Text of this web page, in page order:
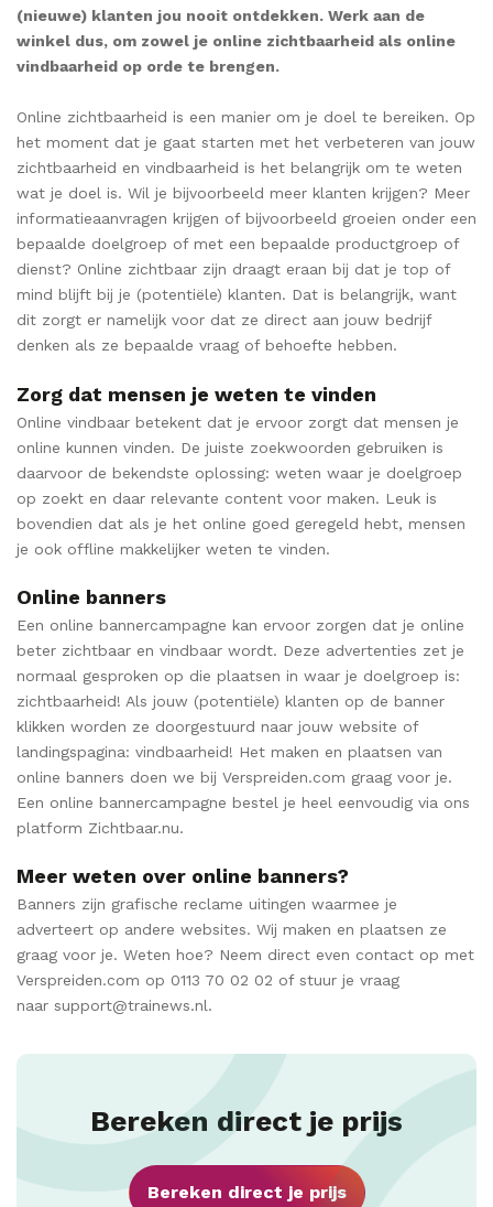
(nieuwe) klanten jou nooit ontdekken. Werk aan de
winkel dus, om zowel je online zichtbaarheid als online
vindbaarheid op orde te brengen.
Online zichtbaarheid is een manier om je doel te bereiken. Op
het moment dat je gaat starten met het verbeteren van jouw
zichtbaarheid en vindbaarheid is het belangrijk om te weten
wat je doel is. Wil je bijvoorbeeld meer klanten krijgen? Meer
informatieaanvragen krijgen of bijvoorbeeld groeien onder een
bepaalde doelgroep of met een bepaalde productgroep of
dienst? Online zichtbaar zijn draagt eraan bij dat je top of
mind blijft bij je (potentiële) klanten. Dat is belangrijk, want
dit zorgt er namelijk voor dat ze direct aan jouw bedrijf
denken als ze bepaalde vraag of behoefte hebben.
Zorg dat mensen je weten te vinden
Online vindbaar betekent dat je ervoor zorgt dat mensen je
online kunnen vinden. De juiste zoekwoorden gebruiken is
daarvoor de bekendste oplossing: weten waar je doelgroep
op zoekt en daar relevante content voor maken. Leuk is
bovendien dat als je het online goed geregeld hebt, mensen
je ook offline makkelijker weten te vinden.
Online banners
Een online bannercampagne kan ervoor zorgen dat je online
beter zichtbaar en vindbaar wordt. Deze advertenties zet je
normaal gesproken op die plaatsen in waar je doelgroep is:
zichtbaarheid! Als jouw (potentiële) klanten op de banner
klikken worden ze doorgestuurd naar jouw website of
landingspagina: vindbaarheid! Het maken en plaatsen van
online banners doen we bij Verspreiden.com graag voor je.
Een online bannercampagne bestel je heel eenvoudig via ons
platform Zichtbaar.nu.
Meer weten over online banners?
Banners zijn grafische reclame uitingen waarmee je
adverteert op andere websites. Wij maken en plaatsen ze
graag voor je. Weten hoe? Neem direct even contact op met
Verspreiden.com op 0113 70 02 02 of stuur je vraag
naar support@trainews.nl.
Bereken direct je prijs
Bereken direct je prijs